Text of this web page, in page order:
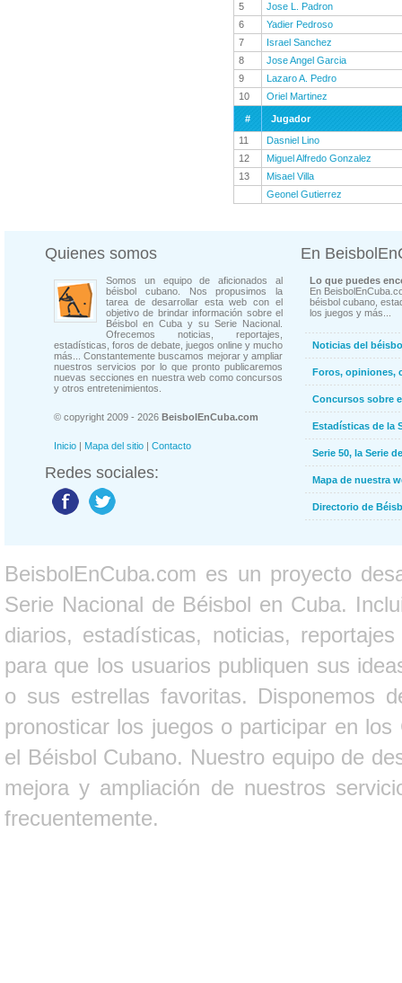
5
Jose L. Padron
6
Yadier Pedroso
7
Israel Sanchez
8
Jose Angel Garcia
9
Lazaro A. Pedro
10
Oriel Martinez
#
Jugador
11
Dasniel Lino
12
Miguel Alfredo Gonzalez
13
Misael Villa
Geonel Gutierrez
Quienes somos
Somos un equipo de aficionados al
béisbol cubano. Nos propusimos la
tarea de desarrollar esta web con el
objetivo de brindar información sobre el
Béisbol en Cuba y su Serie Nacional.
Ofrecemos noticias, reportajes,
estadísticas, foros de debate, juegos online y mucho
más... Constantemente buscamos mejorar y ampliar
nuestros servicios por lo que pronto publicaremos
nuevas secciones en nuestra web como concursos
y otros entretenimientos.
© copyright 2009 - 2026 BeisbolEnCuba.com
Inicio | Mapa del sitio | Contacto
Redes sociales:
En
Lo que puedes
En
béisbol cubano,
los juegos y más...
Noticias del
Foros, opiniones,
Concursos sobre
Estadísticas de la
Serie 50, la Serie
Mapa de nuestra
Directorio de
BeisbolEnCuba.com es un proyecto
Serie Nacional de Béisbol en Cuba.
diarios, estadísticas, noticias,
para que los usuarios publiquen sus
o sus estrellas favoritas. Disponemos
pronosticar los juegos o participar en
el Béisbol Cubano. Nuestro equipo de
mejora y ampliación de nuestros
frecuentemente.